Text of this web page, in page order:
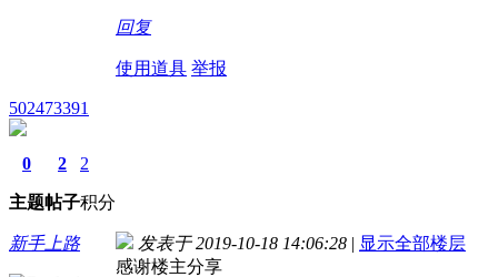
回复
使用道具 举报
502473391
0
主题
2
帖子
2
积分
新手上路 发表于 2019-10-18 14:06:28 | 显示全部楼层
感谢楼主分享